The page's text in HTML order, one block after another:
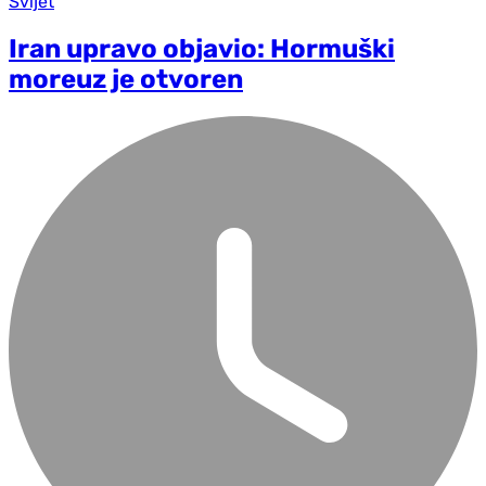
Iran upravo objavio: Hormuški
moreuz je otvoren